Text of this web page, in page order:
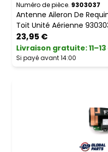
Numéro de pièce. 9303037
Antenne Aileron De
Toit Unité Aérienne
23,95 €
Livraison gratuite:
Si payé avant 14:00